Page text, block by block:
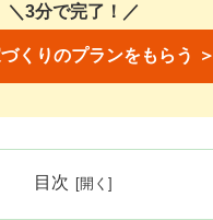
＼3分で完了！／
くりのプランをもらう ＞
目次